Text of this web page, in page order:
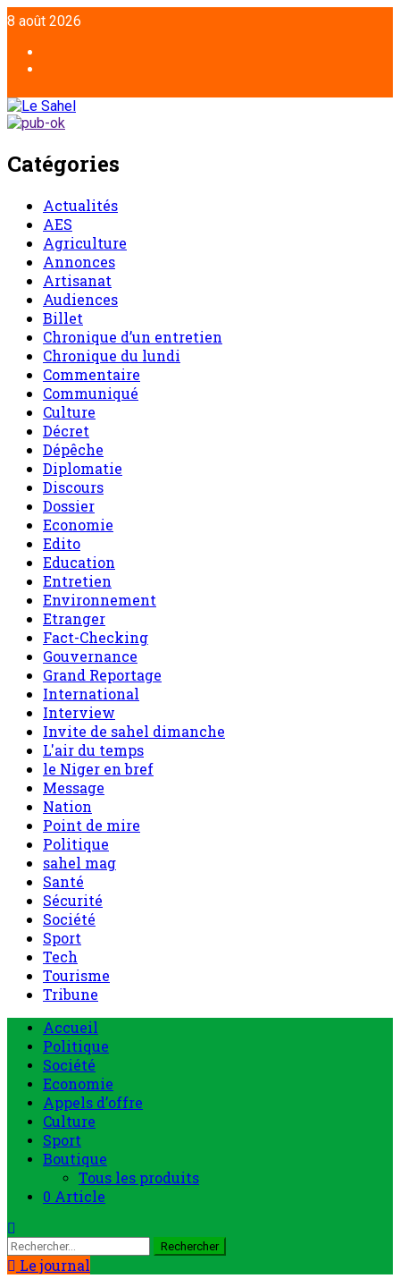
Aller
au
contenu
8 août 2026
Catégories
Actualités
AES
Agriculture
Annonces
Artisanat
Audiences
Billet
Chronique d’un entretien
Chronique du lundi
Commentaire
Communiqué
Culture
Décret
Dépêche
Diplomatie
Discours
Dossier
Economie
Edito
Education
Entretien
Environnement
Etranger
Fact-Checking
Gouvernance
Grand Reportage
International
Interview
Invite de sahel dimanche
L'air du temps
le Niger en bref
Message
Nation
Point de mire
Politique
sahel mag
Santé
Sécurité
Société
Sport
Tech
Tourisme
Tribune
Menu
principal
Accueil
Politique
Société
Economie
Appels d’offre
Culture
Sport
Boutique
Tous les produits
0 Article
Rechercher :
Le journal